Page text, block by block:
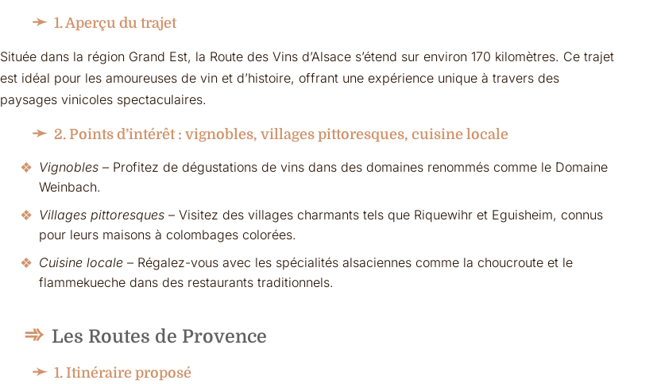
1. Aperçu du trajet
Située dans la région Grand Est, la Route des Vins d’Alsace s’étend sur environ 170 kilomètres. Ce trajet
est idéal pour les amoureuses de vin et d’histoire, offrant une expérience unique à travers des
paysages vinicoles spectaculaires.
2. Points d’intérêt : vignobles, villages pittoresques, cuisine locale
Vignobles – Profitez de dégustations de vins dans des domaines renommés comme le Domaine
Weinbach.
Villages pittoresques – Visitez des villages charmants tels que Riquewihr et Eguisheim, connus
pour leurs maisons à colombages colorées.
Cuisine locale – Régalez-vous avec les spécialités alsaciennes comme la choucroute et le
flammekueche dans des restaurants traditionnels.
Les Routes de Provence
1. Itinéraire proposé